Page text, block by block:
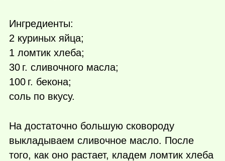
Ингредиенты:
2 куриных яйца;
1 ломтик хлеба;
30 г. сливочного масла;
100 г. бекона;
соль по вкусу.
На достаточно большую сковороду
выкладываем сливочное масло. После
того, как оно растает, кладем ломтик хлеба